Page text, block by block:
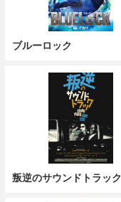
ブルーロック
叛逆のサウンドトラック